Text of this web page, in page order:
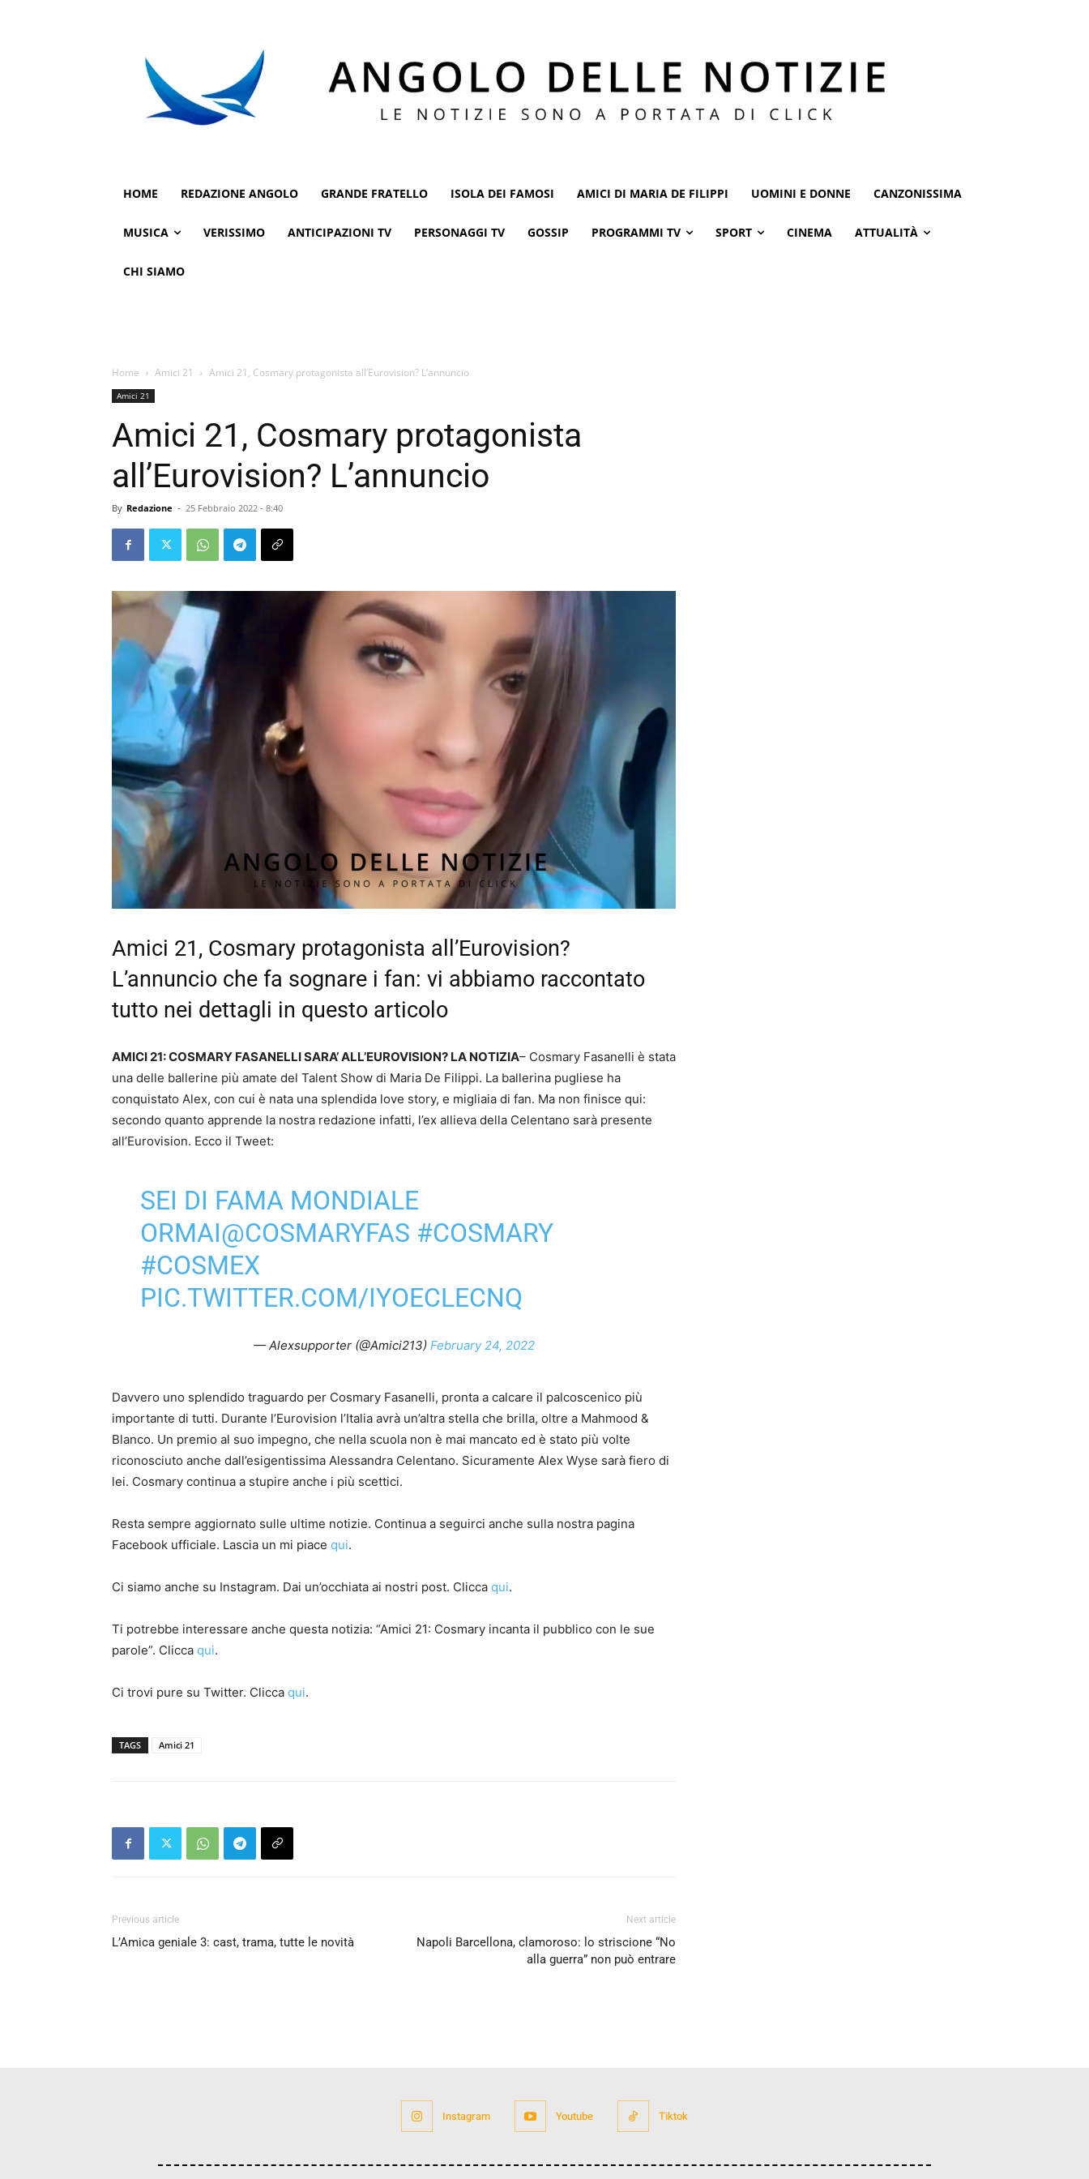
HOME REDAZIONE ANGOLO GRANDE FRATELLO ISOLA DEI FAMOSI AMICI DI MARIA DE FILIPPI UOMINI E DONNE CANZONISSIMA
MUSICA VERISSIMO ANTICIPAZIONI TV PERSONAGGI TV GOSSIP PROGRAMMI TV SPORT CINEMA ATTUALITÀ
CHI SIAMO
Home Amici 21 Amici 21, Cosmary protagonista all’Eurovision? L’annuncio
Amici 21
Amici 21, Cosmary protagonista
all’Eurovision? L’annuncio
By Redazione - 25 Febbraio 2022 - 8:40
Amici 21, Cosmary protagonista all’Eurovision?
L’annuncio che fa sognare i fan: vi abbiamo raccontato
tutto nei dettagli in questo articolo
AMICI 21: COSMARY FASANELLI SARA’ ALL’EUROVISION? LA NOTIZIA– Cosmary Fasanelli è stata
una delle ballerine più amate del Talent Show di Maria De Filippi. La ballerina pugliese ha
conquistato Alex, con cui è nata una splendida love story, e migliaia di fan. Ma non finisce qui:
secondo quanto apprende la nostra redazione infatti, l’ex allieva della Celentano sarà presente
all’Eurovision. Ecco il Tweet:
SEI DI FAMA MONDIALE
ORMAI@COSMARYFAS #COSMARY
#COSMEX
PIC.TWITTER.COM/IYOECLECNQ
— Alexsupporter (@Amici213) February 24, 2022
Davvero uno splendido traguardo per Cosmary Fasanelli, pronta a calcare il palcoscenico più
importante di tutti. Durante l’Eurovision l’Italia avrà un’altra stella che brilla, oltre a Mahmood &
Blanco. Un premio al suo impegno, che nella scuola non è mai mancato ed è stato più volte
riconosciuto anche dall’esigentissima Alessandra Celentano. Sicuramente Alex Wyse sarà fiero di
lei. Cosmary continua a stupire anche i più scettici.
Resta sempre aggiornato sulle ultime notizie. Continua a seguirci anche sulla nostra pagina
Facebook ufficiale. Lascia un mi piace qui.
Ci siamo anche su Instagram. Dai un’occhiata ai nostri post. Clicca qui.
Ti potrebbe interessare anche questa notizia: “Amici 21: Cosmary incanta il pubblico con le sue
parole”. Clicca qui.
Ci trovi pure su Twitter. Clicca qui.
TAGS Amici 21
Previous article
L’Amica geniale 3: cast, trama, tutte le novità
Next article
Napoli Barcellona, clamoroso: lo striscione “No
alla guerra” non può entrare
Instagram Youtube Tiktok